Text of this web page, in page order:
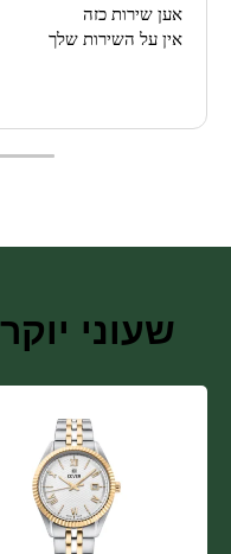
אען שירות כזה
אין על השירות שלך
שעוני